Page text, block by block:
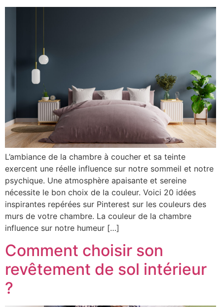
L’ambiance de la chambre à coucher et sa teinte
exercent une réelle influence sur notre sommeil et notre
psychique. Une atmosphère apaisante et sereine
nécessite le bon choix de la couleur. Voici 20 idées
inspirantes repérées sur Pinterest sur les couleurs des
murs de votre chambre. La couleur de la chambre
influence sur notre humeur […]
Comment choisir son
revêtement de sol intérieur
?